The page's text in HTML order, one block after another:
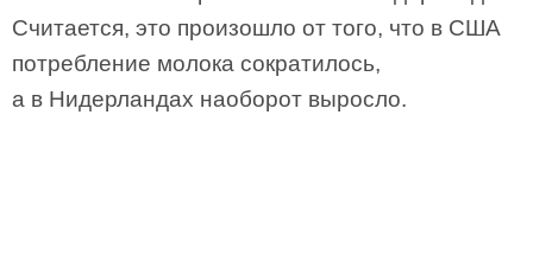
Считается, это произошло от того, что в США
потребление молока сократилось,
а в Нидерландах наоборот выросло.